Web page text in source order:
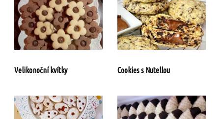
Velikonoční kvítky Cookies s Nutellou